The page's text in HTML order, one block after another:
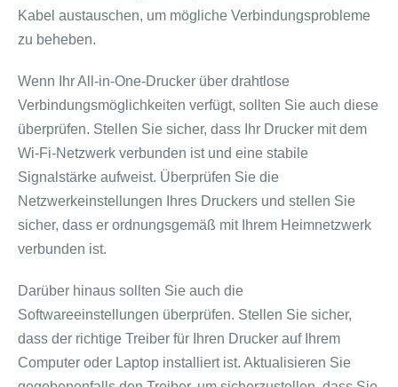
Kabel austauschen, um mögliche Verbindungsprobleme
zu beheben.
Wenn Ihr All-in-One-Drucker über drahtlose
Verbindungsmöglichkeiten verfügt, sollten Sie auch diese
überprüfen. Stellen Sie sicher, dass Ihr Drucker mit dem
Wi-Fi-Netzwerk verbunden ist und eine stabile
Signalstärke aufweist. Überprüfen Sie die
Netzwerkeinstellungen Ihres Druckers und stellen Sie
sicher, dass er ordnungsgemäß mit Ihrem Heimnetzwerk
verbunden ist.
Darüber hinaus sollten Sie auch die
Softwareeinstellungen überprüfen. Stellen Sie sicher,
dass der richtige Treiber für Ihren Drucker auf Ihrem
Computer oder Laptop installiert ist. Aktualisieren Sie